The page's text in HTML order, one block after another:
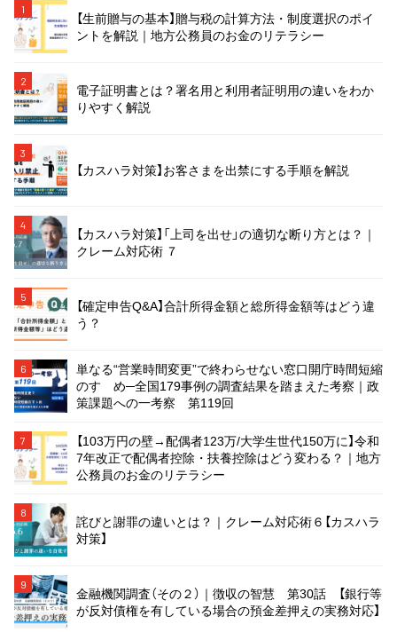
1
【生前贈与の基本】贈与税の計算方法・制度選択のポイ
ントを解説｜地方公務員のお金のリテラシー
2
電子証明書とは？署名用と利用者証明用の違いをわか
りやすく解説
3
【カスハラ対策】お客さまを出禁にする手順を解説
4
【カスハラ対策】「上司を出せ」の適切な断り方とは？｜
クレーム対応術 ７
5
【確定申告Q&A】合計所得金額と総所得金額等はどう違
う？
6
単なる“営業時間変更”で終わらせない窓口開庁時間短縮
のすゝめ─全国179事例の調査結果を踏まえた考察｜政
策課題への一考察 第119回
7
【103万円の壁→配偶者123万/大学生世代150万に】令和
7年改正で配偶者控除・扶養控除はどう変わる？｜地方
公務員のお金のリテラシー
8
詫びと謝罪の違いとは？｜クレーム対応術６【カスハラ
対策】
9
金融機関調査（その２）｜徴収の智慧 第30話 【銀行等
が反対債権を有している場合の預金差押えの実務対応】